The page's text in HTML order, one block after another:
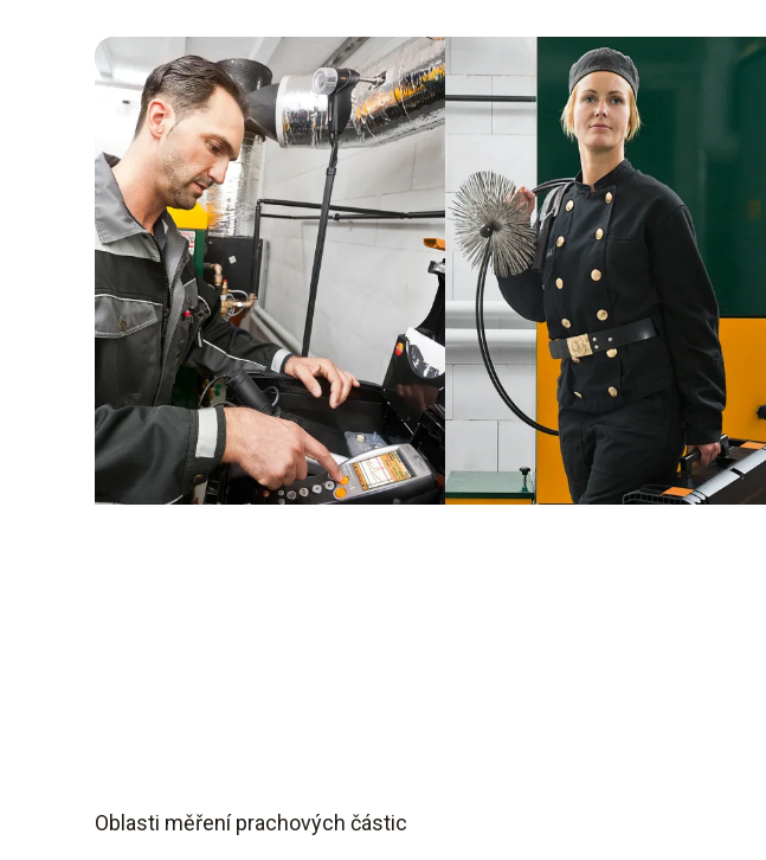
Oblasti měření prachových částic